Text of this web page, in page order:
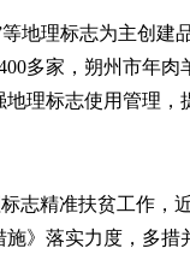
等地理标志为主创建
多家，朔州市年
理标志使用管理，
志精准扶贫工作，
》落实力度，多